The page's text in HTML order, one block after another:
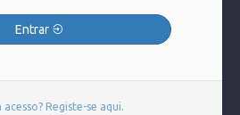
Entrar
Registe-se aqui.